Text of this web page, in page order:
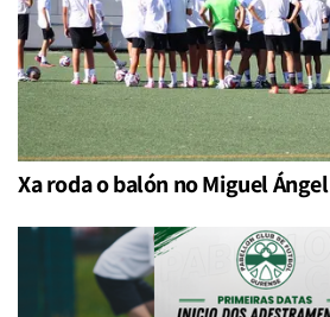
Xa roda o balón no Miguel Ángel